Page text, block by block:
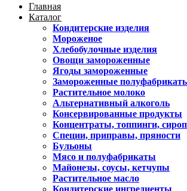
Главная
Каталог
Кондитерские изделия
Мороженое
Хлебобулочные изделия
Овощи замороженные
Ягоды замороженные
Замороженные
Растительное молоко
Альтернативный алкоголь
Консервированные продукты
Концентраты, топпинги,
Специи, приправы, пряности
Бульоны
Мясо и полуфабрикаты
Майонезы, соусы, кетчупы
Растительное масло
Кондитерские ингредиенты